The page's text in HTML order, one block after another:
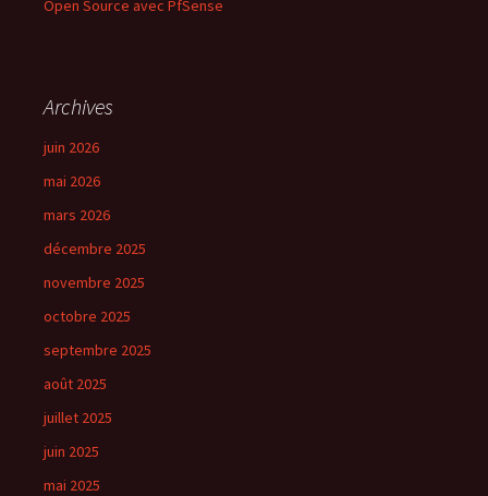
Open Source avec PfSense
Archives
juin 2026
mai 2026
mars 2026
décembre 2025
novembre 2025
octobre 2025
septembre 2025
août 2025
juillet 2025
juin 2025
mai 2025